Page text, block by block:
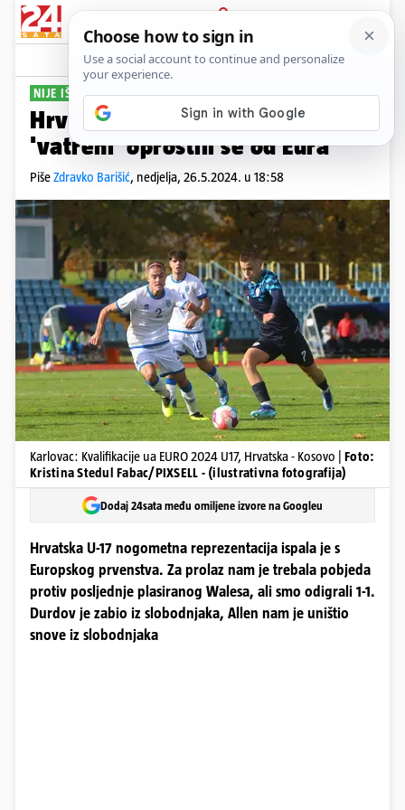
PRIJAVA
Sport Komentari
NIJE IŠLO
Hrvatska U-17 - Wales 1-1: Mladi
'vatreni' oprostili se od Eura
PišeZdravko Barišić, nedjelja, 26.5.2024. u 18:58
Karlovac: Kvalifikacije ua EURO 2024 U17, Hrvatska - Kosovo | Foto:
Kristina Stedul Fabac/PIXSELL - (ilustrativna fotografija)
Dodaj 24sata među omiljene izvore na Googleu
Hrvatska U-17 nogometna reprezentacija ispala je s
Europskog prvenstva. Za prolaz nam je trebala pobjeda
protiv posljednje plasiranog Walesa, ali smo odigrali 1-1.
Durdov je zabio iz slobodnjaka, Allen nam je uništio
snove iz slobodnjaka